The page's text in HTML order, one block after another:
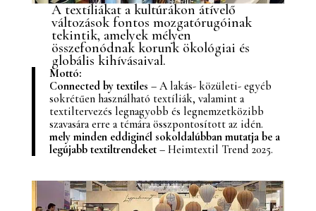
A textíliákat a kultúrákon átívelő
változások fontos mozgatórugóinak
tekintik, amelyek mélyen
összefonódnak korunk ökológiai és
globális kihívásaival.
Mottó:
Connected by textiles – A lakás- közületi- egyéb
sokrétűen használható textíliák, valamint a
textiltervezés legnagyobb és legnemzetközibb
szavasára erre a témára összpontosított az idén.
mely minden eddiginél sokoldalúbban mutatja be a
legújabb textiltrendeket– Heimtextil Trend 2025.